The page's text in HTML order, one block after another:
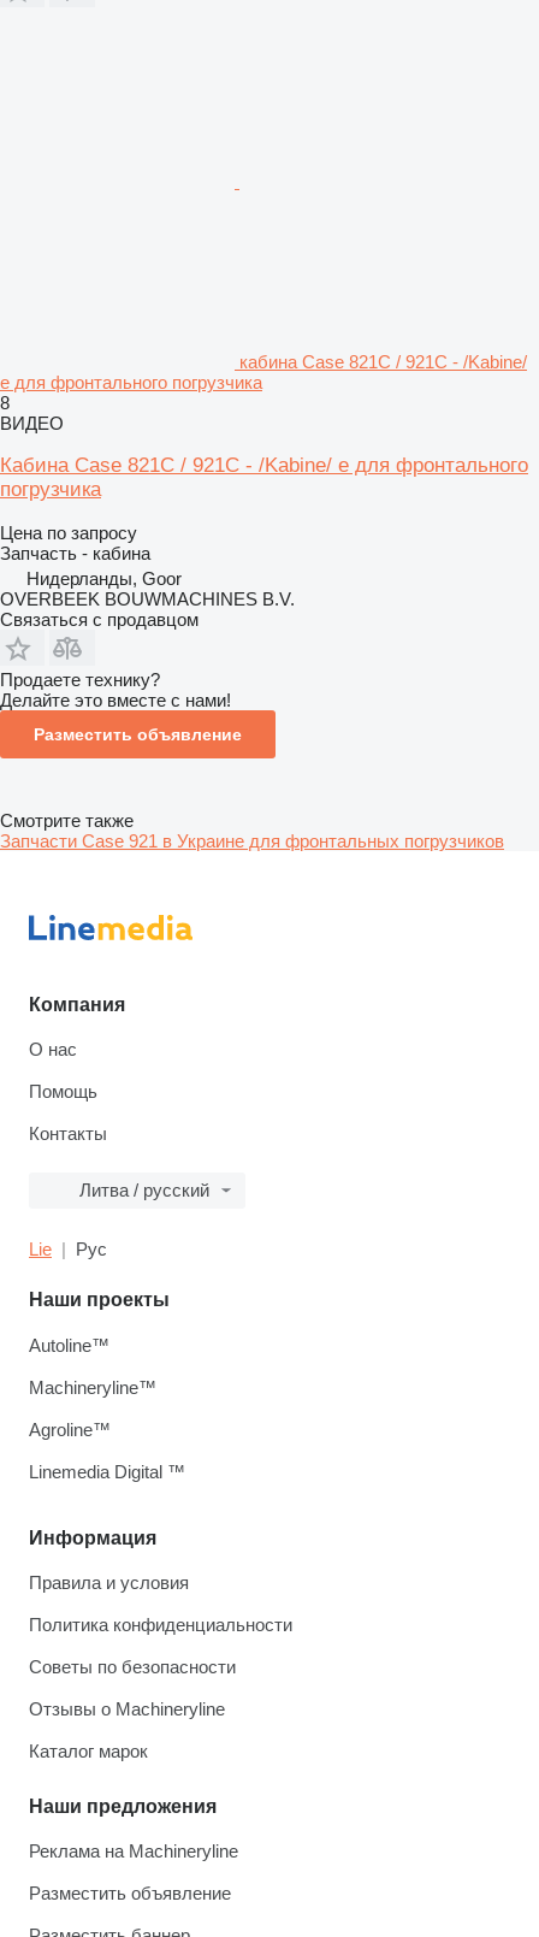
кабина Case 821C / 921C - /Kabine/
e для фронтального погрузчика
8
ВИДЕО
Кабина Case 821C / 921C - /Kabine/ e для фронтального
погрузчика
Цена по запросу
Запчасть - кабина
Нидерланды, Goor
OVERBEEK BOUWMACHINES B.V.
Связаться с продавцом
Продаете технику?
Делайте это вместе с нами!
Разместить объявление
Смотрите также
Запчасти Case 921 в Украине для фронтальных погрузчиков
Компания
О нас
Помощь
Контакты
Литва / русский
Lie Рус
Информация
Правила и условия
Политика конфиденциальности
Советы по безопасности
Отзывы о Machineryline
Каталог марок
Наши предложения
Реклама на Machineryline
Разместить объявление
Наши проекты
Autoline™
Machineryline™
Agroline™
Linemedia Digital ™